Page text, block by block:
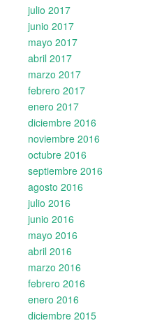
julio 2017
junio 2017
mayo 2017
abril 2017
marzo 2017
febrero 2017
enero 2017
diciembre 2016
noviembre 2016
octubre 2016
septiembre 2016
agosto 2016
julio 2016
junio 2016
mayo 2016
abril 2016
marzo 2016
febrero 2016
enero 2016
diciembre 2015